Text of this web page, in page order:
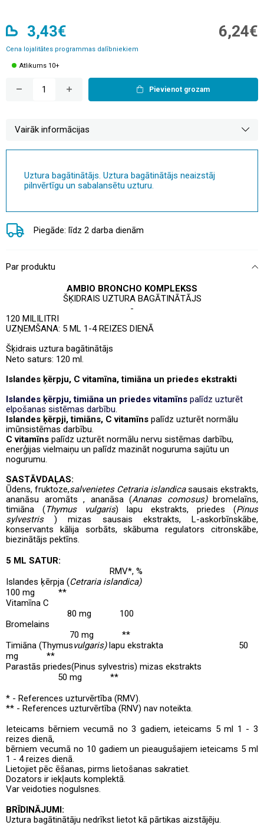
3,43€
Cena lojalitātes programmas dalībniekiem
6,24€
Atlikums 10+
Pievienot grozam
Vairāk informācijas
Uztura bagātinātājs. Uztura bagātinātājs neaizstāj
pilnvērtīgu un sabalansētu uzturu.
Piegāde: līdz 2 darba dienām
Par produktu
AMBIO BRONCHO KOMPLEKSS
ŠĶIDRAIS UZTURA BAGĀTINĀTĀJS
120 MILILITRI
UZŅEMŠANA: 5 ML 1-4 REIZES DIENĀ
Šķidrais uztura bagātinātājs
Neto saturs: 120 ml.
Islandes ķērpju, C vitamīna, timiāna un priedes ekstrakti
Islandes ķērpju, timiāna un priedes vitamīns palīdz uzturēt
elpošanas sistēmas darbību.
Islandes ķērpji, timiāns, C vitamīns palīdz uzturēt normālu
imūnsistēmas darbību.
C vitamīns palīdz uzturēt normālu nervu sistēmas darbību,
enerģijas vielmaiņu un palīdz mazināt noguruma sajūtu un
nogurumu.
SASTĀVDAĻAS:
Ūdens, fruktoze,salvenietes Cetraria islandicasausais ekstrakts,
ananāsu aromāts , ananāsa (Ananas comosus)bromelaīns,
timiāna (Thymus vulgaris) lapu ekstrakts, priedes (Pinus
sylvestris
) mizas sausais ekstrakts,L-askorbīnskābe,
konservants kālija sorbāts, skābuma regulators citronskābe,
biezinātājs pektīns.
5 ML SATUR:
RMV*, %
Islandes ķērpja (Cetraria islandica)
100 mg
**
Vitamīna C
80 mg
100
Bromelains
70 mg
**
Timiāna (Thymusvulgaris)lapu ekstrakta
50
mg
**
Parastās priedes(Pinus sylvestris) mizas ekstrakts
50 mg
**
* - References uzturvērtība (RMV).
** - References uzturvērtība (RNV) nav noteikta.
Ieteicams bērniem vecumā no 3 gadiem, ieteicams 5 ml 1 - 3
reizes dienā,
bērniem vecumā no 10 gadiem un pieaugušajiem ieteicams 5 ml
1 - 4 reizes dienā.
Lietojiet pēc ēšanas, pirms lietošanas sakratiet.
Dozators ir iekļauts komplektā.
Var veidoties nogulsnes.
BRĪDINĀJUMI:
Uztura bagātinātāju nedrīkst lietot kā pārtikas aizstājēju.